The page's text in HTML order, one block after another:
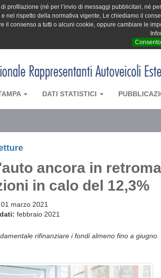
profilazione (né per l’invio di messaggi pubblicitari, né
nel rispetto della normativa vigente, Le chiediamo il
il consenso a tutti o alcuni cookie, oppure cambiare le
Consento
DATI STATISTICI
ancora in
in calo del 12,3%
01 marzo 2021
febbraio 2021
rifinanziare i fondi almeno fino a